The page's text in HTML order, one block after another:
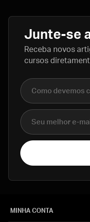
Junte-se
Receba novos
cursos
Nome completo
E-mail
MINHA CONTA